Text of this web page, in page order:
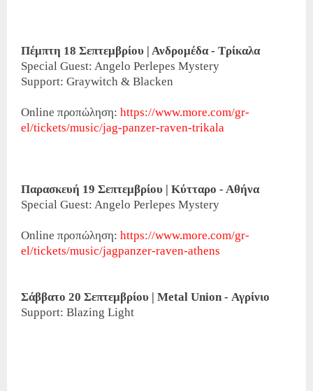
Πέμπτη 18 Σεπτεμβρίου | Ανδρομέδα - Τρίκαλα
Special Guest: Angelo Perlepes Mystery
Support: Graywitch & Blacken
Online προπώληση: https://www.more.com/gr-
el/tickets/music/jag-panzer-raven-trikala
Παρασκευή 19 Σεπτεμβρίου | Κύτταρο - Αθήνα
Special Guest: Angelo Perlepes Mystery
Online προπώληση: https://www.more.com/gr-
el/tickets/music/jagpanzer-raven-athens
Σάββατο 20 Σεπτεμβρίου | Metal Union - Αγρίνιο
Support: Blazing Light